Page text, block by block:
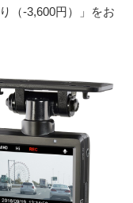
（-3,600円）」をお